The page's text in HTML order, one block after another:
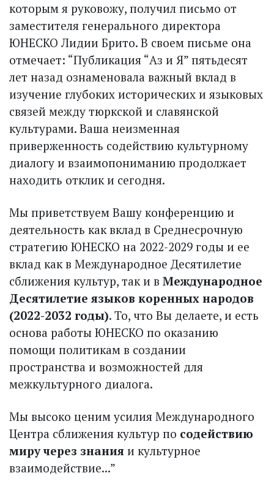
которым я руковожу, получил письмо от
заместителя генерального директора
ЮНЕСКО Лидии Брито. В своем письме она
отмечает: “Публикация “Аз и Я” пятьдесят
лет назад ознаменовала важный вклад в
изучение глубоких исторических и языковых
связей между тюркской и славянской
культурами. Ваша неизменная
приверженность содействию культурному
диалогу и взаимопониманию продолжает
находить отклик и сегодня.
Мы приветствуем Вашу конференцию и
деятельность как вклад в Среднесрочную
стратегию ЮНЕСКО на 2022-2029 годы и ее
вклад как в Международное Десятилетие
сближения культур, так и в Международное
Десятилетие языков коренных народов
(2022-2032 годы). То, что Вы делаете, и есть
основа работы ЮНЕСКО по оказанию
помощи политикам в создании
пространства и возможностей для
межкультурного диалога.
Мы высоко ценим усилия Международного
Центра сближения культур по содействию
миру через знания и культурное
взаимодействие...”